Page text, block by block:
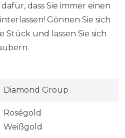
dass Sie immer einen
Gönnen Sie sich
Stück und lassen Sie sich
Diamond Group
Roségold
Weißgold